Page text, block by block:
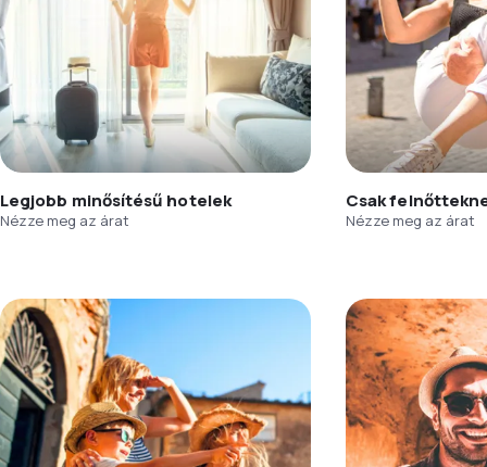
Legjobb minősítésű hotelek
Nézze meg az árat
Csak
Nézze meg az árat